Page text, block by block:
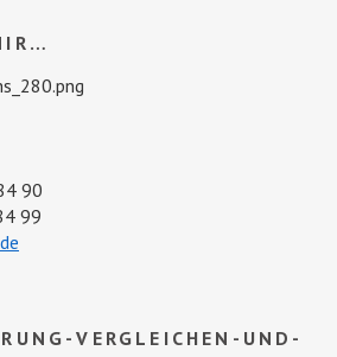
90
99
VERGLEICHEN-UND-